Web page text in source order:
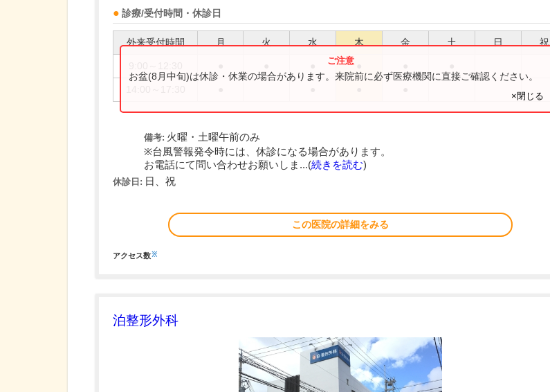
診療/受付時間・休診日
外来受付時間 月 火 水 木 金 土 日 祝
お盆(8月中旬)は休診・休業の場合があります。来院前に必ず医療機関に直接ご確認ください。
×閉じる
備考: 火曜・土曜午前のみ
※台風警報発令時には、休診になる場合があります。
お電話にて問い合わせお願いしま...(続きを読む)
休診日: 日、祝
この医院の詳細をみる
アクセス数※
泊整形外科